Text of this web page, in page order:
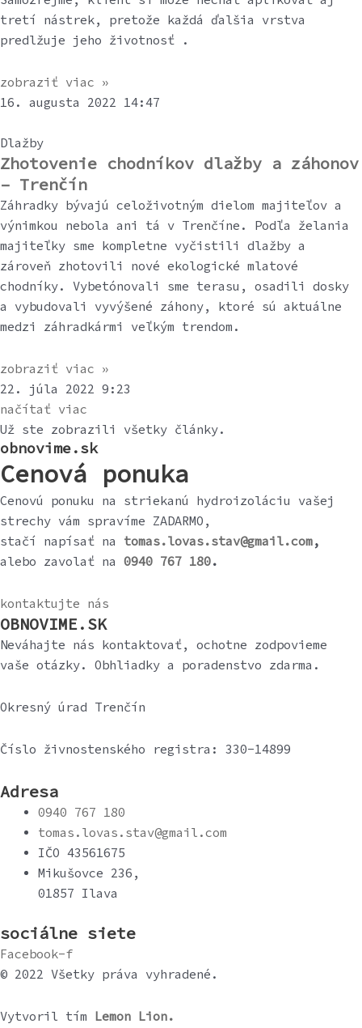
tretí nástrek, pretože každá ďalšia vrstva
predlžuje jeho životnosť .
zobraziť viac »
16. augusta 2022 14:47
Dlažby
Zhotovenie chodníkov dlažby a záhonov
– Trenčín
Záhradky bývajú celoživotným dielom majiteľov a
výnimkou nebola ani tá v Trenčíne. Podľa želania
majiteľky sme kompletne vyčistili dlažby a
zároveň zhotovili nové ekologické mlatové
chodníky. Vybetónovali sme terasu, osadili dosky
a vybudovali vyvýšené záhony, ktoré sú aktuálne
medzi záhradkármi veľkým trendom.
zobraziť viac »
22. júla 2022 9:23
načítať viac
Už ste zobrazili všetky články.
obnovime.sk
Cenová ponuka
Cenovú ponuku na striekanú hydroizoláciu vašej
strechy vám spravíme ZADARMO,
stačí napísať na tomas.lovas.stav@gmail.com,
alebo zavolať na 0940 767 180.
kontaktujte nás
OBNOVIME.SK
Neváhajte nás kontaktovať, ochotne zodpovieme
vaše otázky. Obhliadky a poradenstvo zdarma.
Okresný úrad Trenčín
Číslo živnostenského registra: 330-14899
Adresa
0940 767 180
tomas.lovas.stav@gmail.com
IČO 43561675
Mikušovce 236,
01857 Ilava
sociálne siete
Facebook-f
© 2022 Všetky práva vyhradené.
Vytvoril tím Lemon Lion.